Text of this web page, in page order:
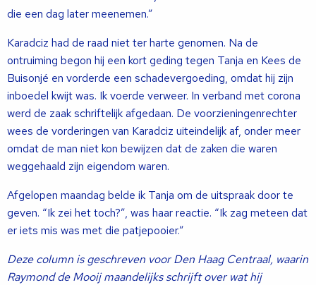
die een dag later meenemen.”
Karadciz had de raad niet ter harte genomen. Na de
ontruiming begon hij een kort geding tegen Tanja en Kees de
Buisonjé en vorderde een schadevergoeding, omdat hij zijn
inboedel kwijt was. Ik voerde verweer. In verband met corona
werd de zaak schriftelijk afgedaan. De voorzieningenrechter
wees de vorderingen van Karadciz uiteindelijk af, onder meer
omdat de man niet kon bewijzen dat de zaken die waren
weggehaald zijn eigendom waren.
Afgelopen maandag belde ik Tanja om de uitspraak door te
geven. “Ik zei het toch?”, was haar reactie. “Ik zag meteen dat
er iets mis was met die patjepooier.”
Deze column is geschreven voor Den Haag Centraal, waarin
Raymond de Mooij maandelijks schrijft over wat hij